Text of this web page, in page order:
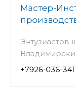
Мастер-
Энтузиастов
+7926-036-